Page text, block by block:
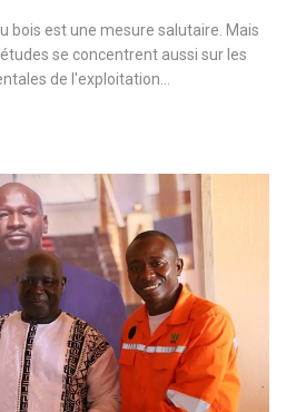
bois est une mesure salutaire. Mais
se concentrent aussi sur les
de l'exploitation…